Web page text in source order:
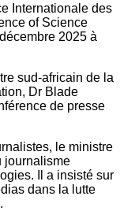
Internationale des
of Science
2025 à
sud-africain de la
Dr Blade
de presse
le ministre
journalisme
Il a insisté sur
dans la lutte